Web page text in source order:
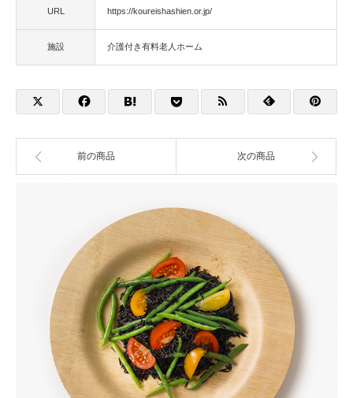
URL https://koureishashien.or.jp/
施設 介護付き有料老人ホーム
前の商品 次の商品